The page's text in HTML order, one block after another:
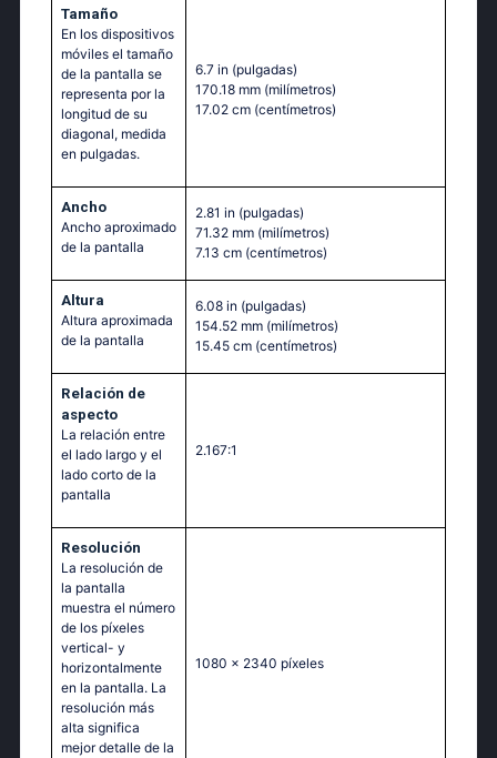
Tamaño
En los dispositivos
móviles el tamaño
de la pantalla se
representa por la
longitud de su
diagonal, medida
en pulgadas.
6.7 in (pulgadas)
170.18 mm (milímetros)
17.02 cm (centímetros)
Ancho
Ancho aproximado
de la pantalla
2.81 in (pulgadas)
71.32 mm (milímetros)
7.13 cm (centímetros)
Altura
Altura aproximada
de la pantalla
6.08 in (pulgadas)
154.52 mm (milímetros)
15.45 cm (centímetros)
Relación de
aspecto
La relación entre
el lado largo y el
lado corto de la
pantalla
2.167:1
Resolución
La resolución de
la pantalla
muestra el número
de los píxeles
vertical- y
horizontalmente
en la pantalla. La
resolución más
alta significa
mejor detalle de la
1080 x 2340 píxeles